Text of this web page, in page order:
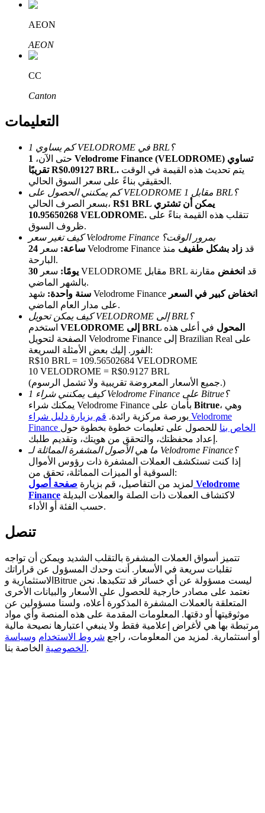
الإحالة
قم بدعوة صديق لتحصل على مكافآت نقدية
Deposit CASHCAT & Win
Deposit CASHCAT & Win
Share 500000 CASHCAT prize pool
Exclusive for BitMart Users
Register & Trade to Win 500,000 USDT
Trade Gold & Silver · 33,333 USDT Bonus
USDT New User Exclusive 10% APR
USDT Flexible Staking | Daily Rewards
AEON
AEON
CC
Canton
التعليمات
كم يساوي 1 VELODROME في BRL؟
حتى الآن، 1 Velodrome Finance (VELODROME) تساوي
تقريبًا R$0.09127 BRL.
الحقيقي بناءً على سعر السوق الحالي.
كم يمكنني الحصول على VELODROME مقابل 1 BRL؟
بسعر الصرف الحالي، R$1 BRL يمكن أن تشتري
10.95650268 VELODROME.
ظروف السوق.
كيف تغير سعر Velodrome Finance بمرور الوقت؟
24 ساعة:
سعر Velodrome Finance قد زاد بشكل طفيف منذ
البارحة.
30 يومًا:
سعر VELODROME مقابل BRL قد انخفض مقارنة
بالشهر الماضي.
سنة واحدة: شهد Velodrome Finance انخفاض كبير في السعر
على مدار العام الماضي.
كيف يمكن تحويل VELODROME إلى BRL؟
VELODROME إلى BRL المحول في أعلى هذه
الصفحة لتحويل Velodrome Finance إلى Brazilian Real على
الفور. إليك بعض الأمثلة السريعة:
R$10 BRL = 109.56502684 VELODROME
10 VELODROME = R$0.9127 BRL
(جميع الأسعار المعروضة تقريبية ولا تشمل الرسوم.)
كيف يمكنني شراء 1 Velodrome Finance على Bitrue؟
Bitrue، وهي
بورصة مركزية رائدة. قم بزيارة دليل شراء Velodrome
Finance الخاص بنا للحصول على تعليمات خطوة بخطوة حول
إعداد محفظتك، والتحقق من هويتك، وتقديم طلبك.
ما هي الأصول المشفرة المماثلة لـ Velodrome Finance؟
إذا كنت تستكشف العملات المشفرة ذات رؤوس الأموال
السوقية أو الميزات المماثلة، تحقق من:
لمزيد من التفاصيل، قم بزيارة صفحة أصول Velodrome
Finance
حسب الفئة أو الأداء.
تنصل
تتميز أسواق العملات المشفرة بالتقلب الشديد ويمكن أن تواجه
تقلبات سريعة في الأسعار. أنت وحدك المسؤول عن قراراتك
الاستثمارية وBitrue ليست مسؤولة عن أي خسائر قد تتكبدها. نحن
نعتمد على مصادر خارجية للحصول على الأسعار والبيانات الأخرى
المتعلقة بالعملات المشفرة المذكورة أعلاه، ولسنا مسؤولين عن
موثوقيتها أو دقتها. المعلومات المقدمة على هذه المنصة وأي مواد
مرتبطة بها هي لأغراض إعلامية فقط ولا ينبغي اعتبارها نصيحة مالية
أو استثمارية. لمزيد من المعلومات، راجع شروط الاستخدام وسياسة
الخصوصية الخاصة بنا.